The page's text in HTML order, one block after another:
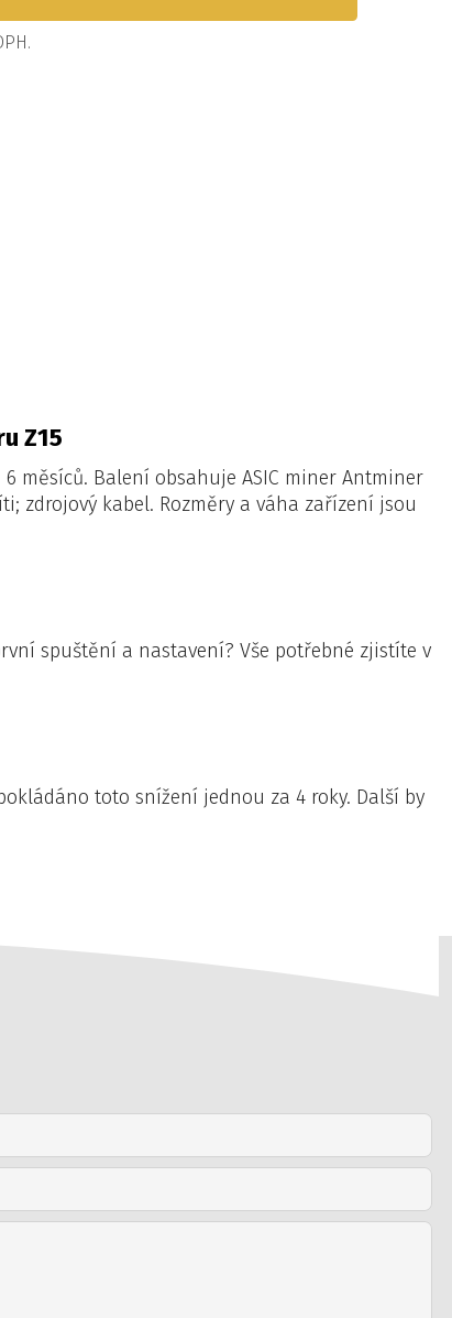
Z15
měsíců. Balení obsahuje ASIC miner Antminer
zdrojový kabel. Rozměry a váha zařízení jsou
spuštění a nastavení? Vše potřebné zjistíte v
toto snížení jednou za 4 roky. Další by